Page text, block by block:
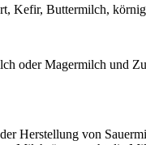
Kefir, Buttermilch,
oder Magermilch und
Herstellung von